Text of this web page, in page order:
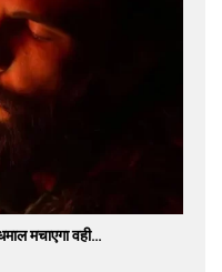
मचाएगा वही…